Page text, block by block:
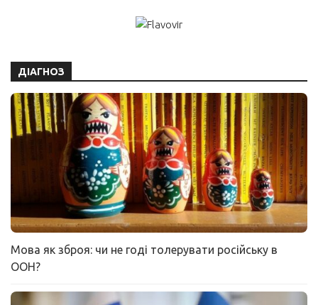
ДІАГНОЗ
Мова як зброя: чи не годі толерувати російську в
ООН?